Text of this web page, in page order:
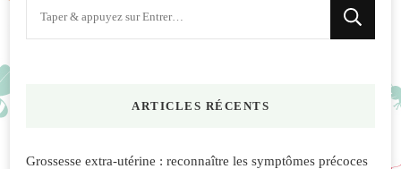
ARTICLES RÉCENTS
Grossesse extra-utérine : reconnaître les symptômes précoces